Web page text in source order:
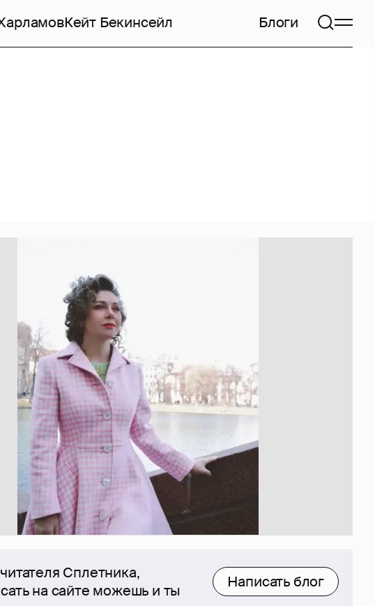
Кейт Бекинсейл Блоги
Сплетника,
на сайте можешь и ты
Написать блог